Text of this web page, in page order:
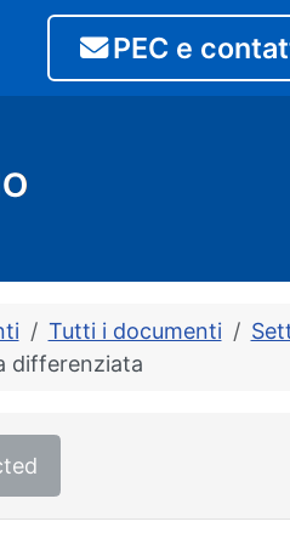
PEC e
Tutti i documenti
differenziata